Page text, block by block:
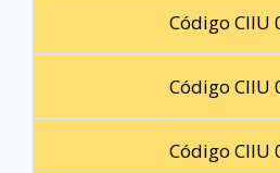
Código CIIU
Código CIIU
Código CIIU